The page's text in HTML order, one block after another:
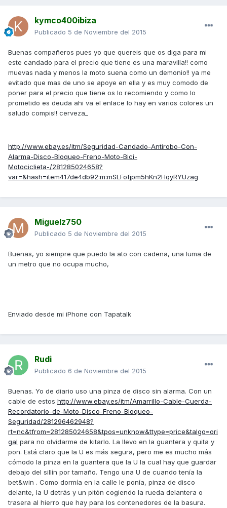
kymco400ibiza
Publicado 5 de Noviembre del 2015
Buenas compañeros pues yo que quereis que os diga para mi
este candado para el precio que tiene es una maravilla!! como
muevas nada y menos la moto suena como un demonio!! ya me
evitado que mas de uno se apoye en ella y es muy comodo de
poner para el precio que tiene os lo recomiendo y como lo
prometido es deuda ahi va el enlace lo hay en varios colores un
saludo compis!! cerveza_
http://www.ebay.es/itm/Seguridad-Candado-Antirobo-Con-
Alarma-Disco-Bloqueo-Freno-Moto-Bici-
Motociclieta-/281285024658?
var=&hash=item417de4db92:m:mSLFofjpm5hKn2HqyRYUzag
Miguelz750
Publicado 5 de Noviembre del 2015
Buenas, yo siempre que puedo la ato con cadena, una luma de
un metro que no ocupa mucho,
Enviado desde mi iPhone con Tapatalk
Rudi
Publicado 6 de Noviembre del 2015
Buenas. Yo de diario uso una pinza de disco sin alarma. Con un
cable de estos http://www.ebay.es/itm/Amarrillo-Cable-Cuerda-
Recordatorio-de-Moto-Disco-Freno-Bloqueo-
Seguridad/281296462948?
rt=nc&tfrom=281285024658&tpos=unknow&ttype=price&talgo=ori
gal para no olvidarme de kitarlo. La llevo en la guantera y quita y
pon. Está claro que la U es más segura, pero me es mucho más
cómodo la pinza en la guantera que la U la cual hay que guardar
debajo del sillín por tamaño. Tengo una U de cuando tenía la
bet&win . Como dormía en la calle le ponía, pinza de disco
delante, la U detrás y un pitón cogiendo la rueda delantera o
trasera al hierro que hay para los contenedores de la basura.